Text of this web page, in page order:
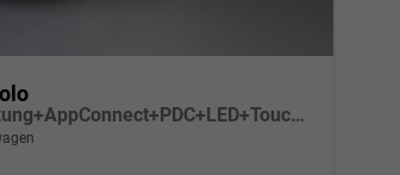
1.0 MPI Sitzheizung+AppConnect+PDC+LED+Touch+Lichtsensor+MultiLenkrad